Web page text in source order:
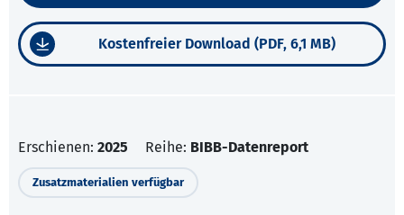
Kostenfreier Download (PDF, 6,1 MB)
Erschienen: 2025 Reihe: BIBB-Datenreport
Zusatzmaterialien verfügbar